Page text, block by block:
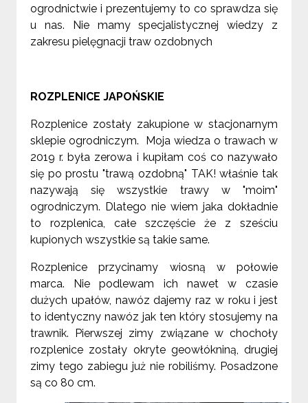
ogrodnictwie i prezentujemy to co sprawdza się
u nas. Nie mamy specjalistycznej wiedzy z
zakresu pielęgnacji traw ozdobnych
ROZPLENICE JAPOŃSKIE
Rozplenice zostały zakupione w stacjonarnym
sklepie ogrodniczym. Moja wiedza o trawach w
2019 r. była zerowa i kupiłam coś co nazywało
się po prostu "trawą ozdobną" TAK! właśnie tak
nazywają się wszystkie trawy w "moim"
ogrodniczym. Dlatego nie wiem jaka dokładnie
to rozplenica, całe szczęście że z sześciu
kupionych wszystkie są takie same.
Rozplenice przycinamy wiosną w połowie
marca. Nie podlewam ich nawet w czasie
dużych upałów, nawóz dajemy raz w roku i jest
to identyczny nawóz jak ten który stosujemy na
trawnik. Pierwszej zimy związane w chochoły
rozplenice zostały okryte geowłókniną, drugiej
zimy tego zabiegu już nie robiliśmy. Posadzone
są co 80 cm.